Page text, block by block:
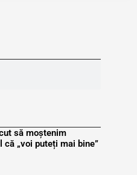
să moștenim
că „voi puteți mai bine”